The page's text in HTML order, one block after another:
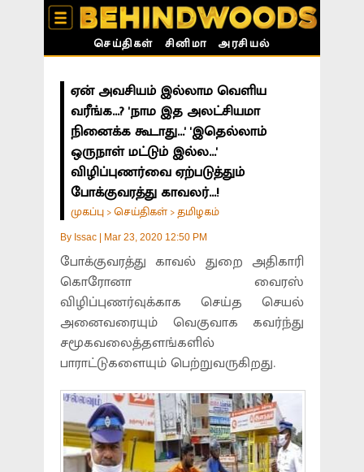
செய்திகள் சினிமா அரசியல்
ஏன் அவசியம் இல்லாம வெளிய
வரீங்க...? 'நாம இத அலட்சியமா
நினைக்க கூடாது...' 'இதெல்லாம்
ஒருநாள் மட்டும் இல்ல...'
விழிப்புணர்வை ஏற்படுத்தும்
போக்குவரத்து காவலர்...!
முகப்பு >செய்திகள் >தமிழகம்
By Issac Mar 23, 2020 12:50 PM
போக்குவரத்து காவல் துறை அதிகாரி
கொரோனா வைரஸ்
விழிப்புணர்வுக்காக செய்த செயல்
அனைவரையும் வெகுவாக கவர்ந்து
சமூகவலைத்தளங்களில்
பாராட்டுகளையும் பெற்றுவருகிறது.